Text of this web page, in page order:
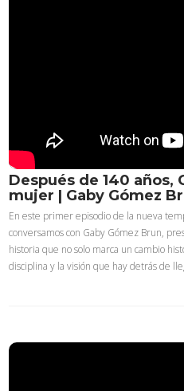
Después de 140 años,
mujer | Gaby Gómez
En este primer episodio de la nueva
conversamos con Gaby Gómez Brun,
historia que no solo marca un cambio
disciplina y la visión que hay detrás de